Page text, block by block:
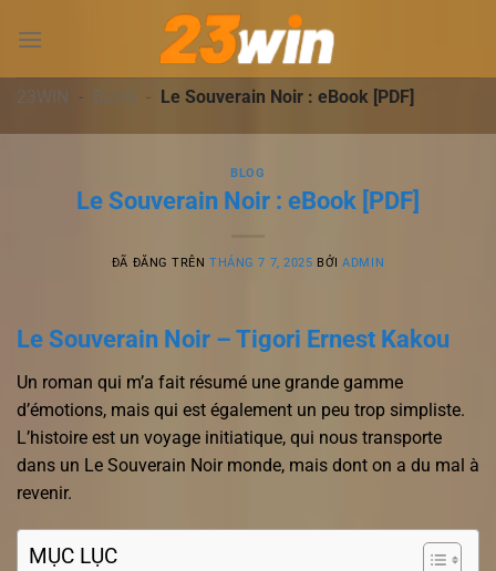
đến
dung23WIN - BLOG - Le Souverain Noir : eBook [PDF]
BLOG
Le Souverain Noir : eBook [PDF]
ĐÃ ĐĂNG TRÊNTHÁNG 7 7, 2025 BỞIADMIN
Le Souverain Noir – Tigori Ernest Kakou
Un roman qui m’a fait résumé une grande gamme
d’émotions, mais qui est également un peu trop simpliste.
L’histoire est un voyage initiatique, qui nous transporte
dans un Le Souverain Noir monde, mais dont on a du mal à
revenir.
MỤC LỤC